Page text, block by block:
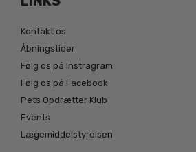
Kontakt os
Åbningstider
Følg os på Instragram
Følg os på Facebook
Pets Opdrætter Klub
Events
Lægemiddelstyrelsen